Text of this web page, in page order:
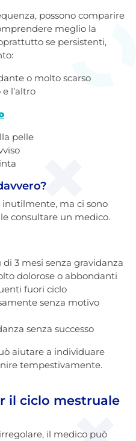
possono comparire
meglio la
se persistenti,
o molto scarso
l’altro
pelle
ma ci sono
consultare un medico.
3 mesi senza gravidanza
dolorose o abbondanti
fuori ciclo
senza motivo
senza successo
aiutare a individuare
tempestivamente.
il ciclo mestruale
il medico può